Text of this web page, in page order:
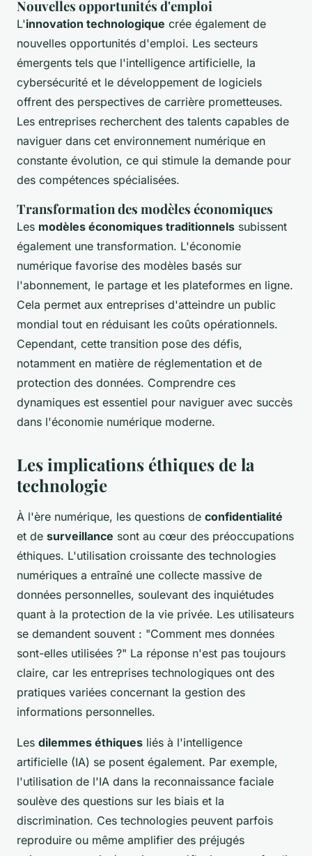
Nouvelles opportunités d'emploi
L'innovation technologique crée également de
nouvelles opportunités d'emploi. Les secteurs
émergents tels que l'intelligence artificielle, la
cybersécurité et le développement de logiciels
offrent des perspectives de carrière prometteuses.
Les entreprises recherchent des talents capables de
naviguer dans cet environnement numérique en
constante évolution, ce qui stimule la demande pour
des compétences spécialisées.
Transformation des modèles économiques
Les modèles économiques traditionnels subissent
également une transformation. L'économie
numérique favorise des modèles basés sur
l'abonnement, le partage et les plateformes en ligne.
Cela permet aux entreprises d'atteindre un public
mondial tout en réduisant les coûts opérationnels.
Cependant, cette transition pose des défis,
notamment en matière de réglementation et de
protection des données. Comprendre ces
dynamiques est essentiel pour naviguer avec succès
dans l'économie numérique moderne.
Les implications éthiques de la
technologie
À l'ère numérique, les questions de confidentialité
et de surveillance sont au cœur des préoccupations
éthiques. L'utilisation croissante des technologies
numériques a entraîné une collecte massive de
données personnelles, soulevant des inquiétudes
quant à la protection de la vie privée. Les utilisateurs
se demandent souvent : "Comment mes données
sont-elles utilisées ?" La réponse n'est pas toujours
claire, car les entreprises technologiques ont des
pratiques variées concernant la gestion des
informations personnelles.
Les dilemmes éthiques liés à l'intelligence
artificielle (IA) se posent également. Par exemple,
l'utilisation de l'IA dans la reconnaissance faciale
soulève des questions sur les biais et la
discrimination. Ces technologies peuvent parfois
reproduire ou même amplifier des préjugés